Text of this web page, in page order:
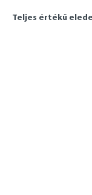
Teljes értékű